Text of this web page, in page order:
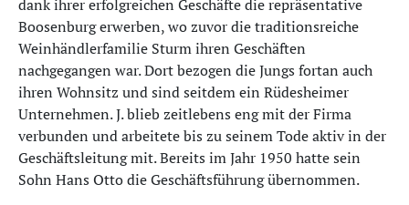
dank ihrer erfolgreichen Geschäfte die repräsentative
Boosenburg erwerben, wo zuvor die traditionsreiche
Weinhändlerfamilie Sturm ihren Geschäften
nachgegangen war. Dort bezogen die Jungs fortan auch
ihren Wohnsitz und sind seitdem ein Rüdesheimer
Unternehmen. J. blieb zeitlebens eng mit der Firma
verbunden und arbeitete bis zu seinem Tode aktiv in der
Geschäftsleitung mit. Bereits im Jahr 1950 hatte sein
Sohn Hans Otto die Geschäftsführung übernommen.